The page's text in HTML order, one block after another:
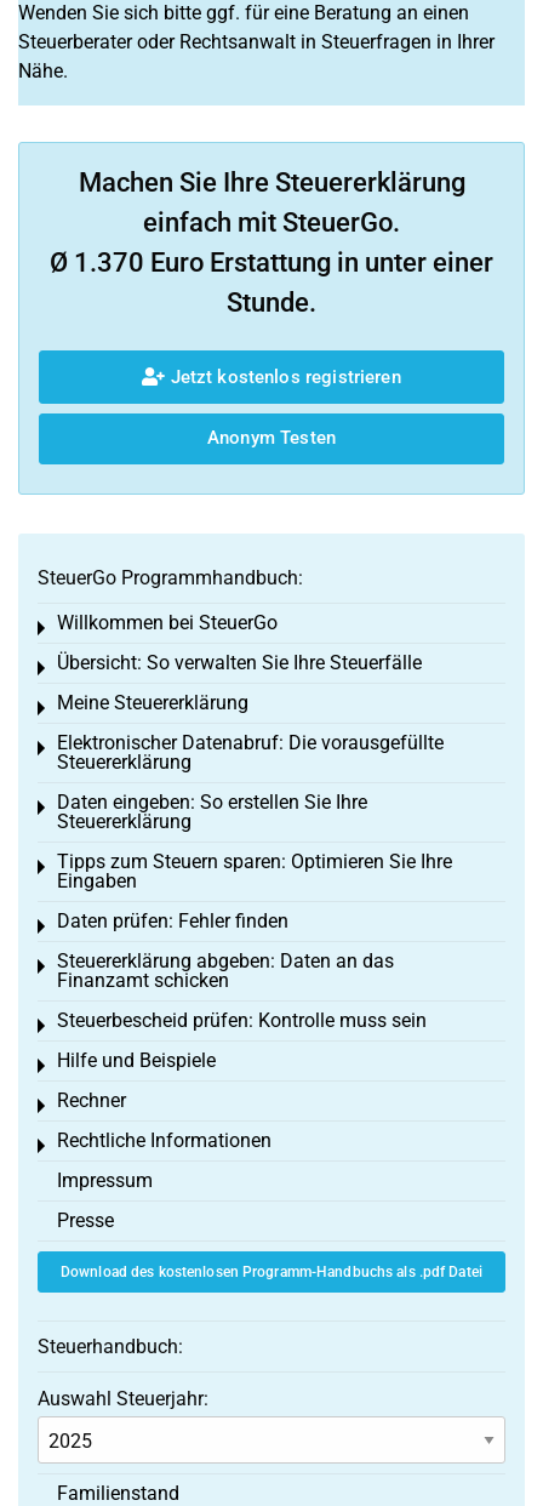
Wenden Sie sich bitte ggf. für eine Beratung an einen
Steuerberater oder Rechtsanwalt in Steuerfragen in Ihrer
Nähe.
Machen Sie Ihre Steuererklärung
einfach mit SteuerGo.
Ø 1.370 Euro Erstattung in unter einer
Stunde.
Jetzt kostenlos registrieren
Anonym Testen
SteuerGo Programmhandbuch:
Willkommen bei SteuerGo
Toggle menu
Übersicht: So verwalten Sie Ihre Steuerfälle
Toggle menu
Meine Steuererklärung
Toggle menu
Elektronischer Datenabruf: Die vorausgefüllte
Steuererklärung
Toggle menu
Daten eingeben: So erstellen Sie Ihre
Steuererklärung
Toggle menu
Tipps zum Steuern sparen: Optimieren Sie Ihre
Eingaben
Toggle menu
Daten prüfen: Fehler finden
Toggle menu
Steuererklärung abgeben: Daten an das
Finanzamt schicken
Toggle menu
Steuerbescheid prüfen: Kontrolle muss sein
Toggle menu
Hilfe und Beispiele
Toggle menu
Rechner
Toggle menu
Rechtliche Informationen
Toggle menu
Impressum
Presse
Download des kostenlosen Programm-Handbuchs als .pdf Datei
Steuerhandbuch:
Auswahl Steuerjahr:
Familienstand